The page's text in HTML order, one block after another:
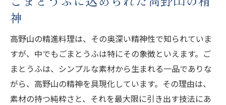
高野山の僧侶とごまとうふの関係
伝統を守り続けるごまとうふ作りの職人た
ち
ごまとうふが高野山で愛され続ける理由
神
高野山の精進料理は、その奥深い精神性で知られていま
すが、中でもごまとうふは特にその象徴といえます。ご
まとうふは、シンプルな素材から生まれる一品でありな
がら、高野山の精神を具現化しています。その理由は、
素材の持つ純粋さと、それを最大限に引き出す技法にあ